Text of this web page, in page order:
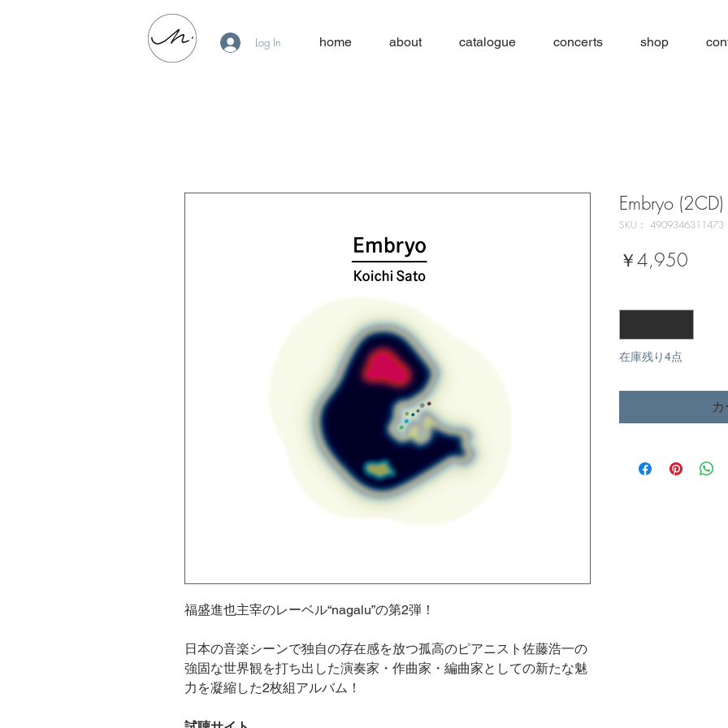
Log In home about catalogue concerts shop
福盛進也主宰のレーベル“nagalu”の第2弾！
日本の音楽シーンで独自の存在感を放つ孤高のピアニスト佐藤浩一の
強固な世界観を打ち出した演奏家・作曲家・編曲家としての新たな魅
力を凝縮した2枚組アルバム！
Embryo
SKU： 4909346311473
￥4,950
在庫残り4点